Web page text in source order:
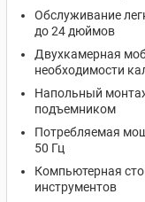
Обслуживание
до 24 дюймов
Двухкамерная
необходимости
Напольный
подъемником
Потребляемая
50 Гц
Компьютерная
инструментов